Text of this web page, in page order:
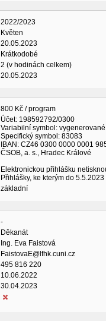
2022/2023
Květen
20.05.2023
Krátkodobé
2 (v hodinách celkem)
20.05.2023
800 Kč / program
Účet: 198592792/0300
Variabilní symbol:
Specifický symbol: 83083
IBAN: CZ46 0300 0000 0001
ČSOB, a. s., Hradec Králové
Elektronickou přihlášku
Přihlášky, ke kterým do
základní
-
Děkanát
Ing. Eva Faistová
FaistovaE@lfhk.cuni.cz
495 816 220
10.06.2022
30.04.2023